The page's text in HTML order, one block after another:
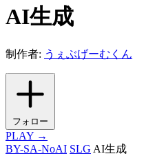
AI生成
制作者: うぇぶげーむくん
フォロー
PLAY →
BY-SA-NoAI SLG AI生成